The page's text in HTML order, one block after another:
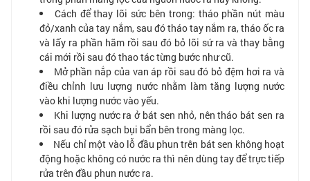
Cách để thay lõi sức bên trong: tháo phần nút màu
đỏ/xanh của tay nắm, sau đó tháo tay nắm ra, tháo ốc ra
và lấy ra phần hãm rồi sau đó bỏ lõi sứ ra và thay bằng
cái mới rồi sau đó thao tác từng bước như cũ.
Mở phần nắp của van áp rồi sau đó bỏ đệm hơi ra và
điều chỉnh lưu lượng nước nhằm làm tăng lượng nước
vào khi lượng nước vào yếu.
Khi lượng nước ra ở bát sen nhỏ, nên tháo bát sen ra
rồi sau đó rửa sạch bụi bẩn bên trong màng lọc.
Nếu chỉ một vào lỗ đầu phun trên bát sen không hoạt
động hoặc không có nước ra thì nên dùng tay để trực tiếp
rửa trên đầu phun nước ra.